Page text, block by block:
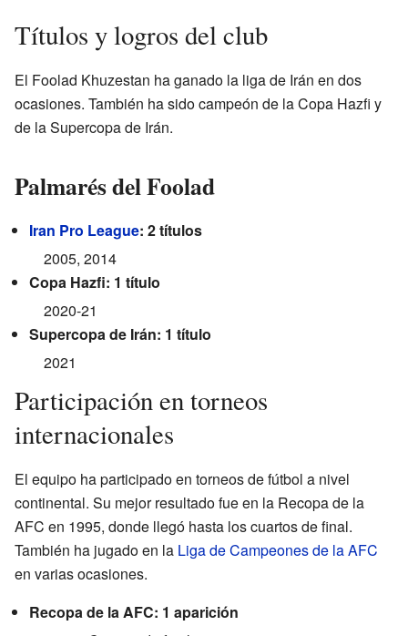
Títulos y logros del club
El Foolad Khuzestan ha ganado la liga de Irán en dos
ocasiones. También ha sido campeón de la Copa Hazfi y
de la Supercopa de Irán.
Palmarés del Foolad
Iran Pro League: 2 títulos
2005, 2014
Copa Hazfi: 1 título
2020-21
Supercopa de Irán: 1 título
2021
Participación en torneos
internacionales
El equipo ha participado en torneos de fútbol a nivel
continental. Su mejor resultado fue en la Recopa de la
AFC en 1995, donde llegó hasta los cuartos de final.
También ha jugado en la Liga de Campeones de la AFC
en varias ocasiones.
Recopa de la AFC: 1 aparición